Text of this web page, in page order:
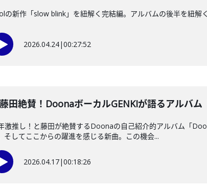
の新作「slow blink」を紐解く完結編。アルバムの後半を紐解く
2026.04.24|00:27:52
田絶賛！DoonaボーカルGENKIが語るアルバム
激推し！と藤田が絶賛するDoonaの自己紹介的アルバム「
そしてここからの躍進を感じる新曲。この機会...
2026.04.17|00:18:26